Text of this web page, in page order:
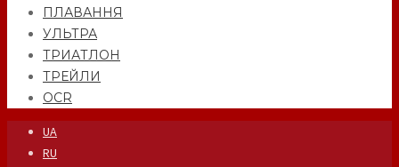
ПЛАВАННЯ
УЛЬТРА
ТРИАТЛОН
ТРЕЙЛИ
OCR
UA
RU